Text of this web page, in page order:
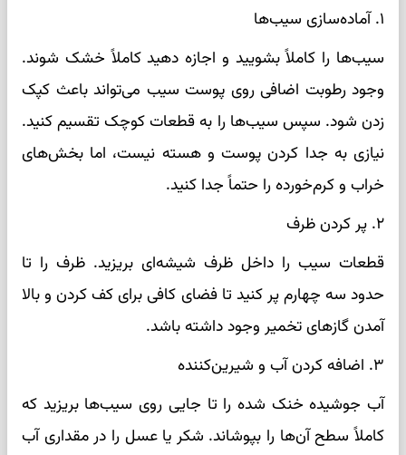
۱. آماده‌سازی سیب‌ها
سیب‌ها را کاملاً بشویید و اجازه دهید کاملاً خشک شوند.
وجود رطوبت اضافی روی پوست سیب می‌تواند باعث کپک
زدن شود. سپس سیب‌ها را به قطعات کوچک تقسیم کنید.
نیازی به جدا کردن پوست و هسته نیست، اما بخش‌های
خراب و کرم‌خورده را حتماً جدا کنید.
۲. پر کردن ظرف
قطعات سیب را داخل ظرف شیشه‌ای بریزید. ظرف را تا
حدود سه چهارم پر کنید تا فضای کافی برای کف کردن و بالا
آمدن گازهای تخمیر وجود داشته باشد.
۳. اضافه کردن آب و شیرین‌کننده
آب جوشیده خنک شده را تا جایی روی سیب‌ها بریزید که
کاملاً سطح آن‌ها را بپوشاند. شکر یا عسل را در مقداری آب